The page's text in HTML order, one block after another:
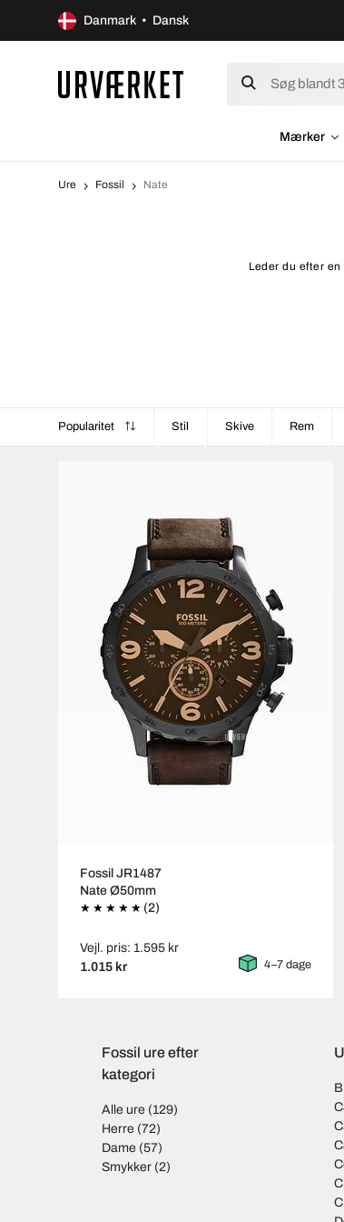
Danmark • Dansk
Mærker
Ure Fossil Nate
Leder du efter
Popularitet Stil Skive Rem
Fossil JR1487
Nate Ø50mm
(2)
Vejl. pris: 1.595 kr
1.015 kr 4–7 dage
Fossil ure efter
kategori
Alle ure (129)
Herre (72)
Dame (57)
Smykker (2)